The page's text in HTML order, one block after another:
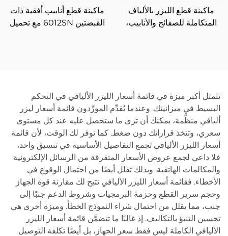
ماكينة قطع الليزر بالألياف
المتكاملة للصفائح والأنابيب،
ماكينة قطع أنابيب أفقية ذات
القبضتين 6012SN مع تحميل
تتمثل أكبر ميزة في قائمة أسعار الليزر الأليافي في التحكم
البسيط في ميزانيتك. وعندما يُقدِّم المورِّدون قائمة أسعار ليزر
أليافي منظَّمة، يمكنك أن ترى ما ستحصل عليه عند كل مستوى
سعري، وتتخذ قراراتك دون ضغط. كما توفر لك الوقت، لأن قائمة
أسعار الليزر الأليافي تجمع التفاصيل الأساسية في تنسيق واحد،
فلا داعي لجمع عروض الأسعار المتفرقة من الرسائل الإلكترونية
والمكالمات الهاتفية. وبذلك تقلل أيضًا من احتمال الوقوع في
الأخطاء. فقائمة أسعار الليزر الأليافي تتيح لك مقارنة قوة الجهاز
وحجم سرير القطع وحزمة البرمجيات وشروط الدعم جنبًا إلى
جنب، مما يقلل من احتمال شراء النموذج الخطأ. وميزة أخرى هي
تحسين التنبؤ بالتكاليف. إذ غالبًا ما تتضمَّن قائمة أسعار الليزر
الأليافي الكاملة ليس فقط سعر الجهاز، بل أيضًا تكلفة التوصيل